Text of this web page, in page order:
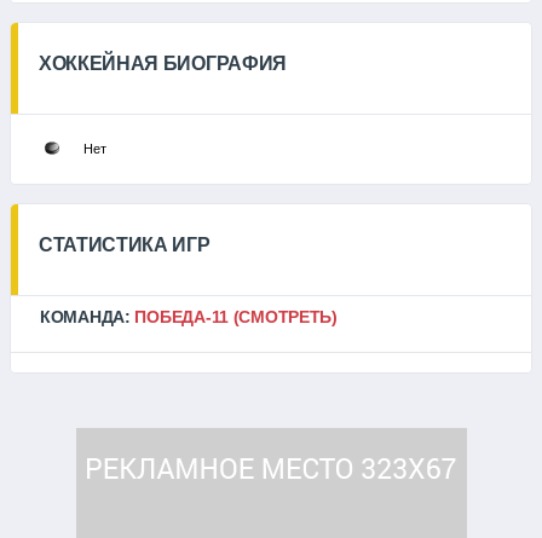
ХОККЕЙНАЯ БИОГРАФИЯ
Нет
СТАТИСТИКА ИГР
КОМАНДА: ПОБЕДА-11 (СМОТРЕТЬ)